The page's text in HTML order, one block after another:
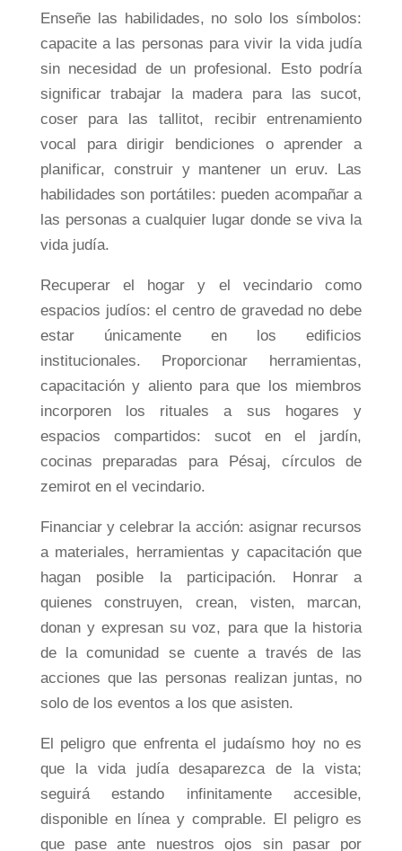
Enseñe las habilidades, no solo los símbolos:
capacite a las personas para vivir la vida judía
sin necesidad de un profesional. Esto podría
significar trabajar la madera para las sucot,
coser para las tallitot, recibir entrenamiento
vocal para dirigir bendiciones o aprender a
planificar, construir y mantener un eruv. Las
habilidades son portátiles: pueden acompañar a
las personas a cualquier lugar donde se viva la
vida judía.
Recuperar el hogar y el vecindario como
espacios judíos: el centro de gravedad no debe
estar únicamente en los edificios
institucionales. Proporcionar herramientas,
capacitación y aliento para que los miembros
incorporen los rituales a sus hogares y
espacios compartidos: sucot en el jardín,
cocinas preparadas para Pésaj, círculos de
zemirot en el vecindario.
Financiar y celebrar la acción: asignar recursos
a materiales, herramientas y capacitación que
hagan posible la participación. Honrar a
quienes construyen, crean, visten, marcan,
donan y expresan su voz, para que la historia
de la comunidad se cuente a través de las
acciones que las personas realizan juntas, no
solo de los eventos a los que asisten.
El peligro que enfrenta el judaísmo hoy no es
que la vida judía desaparezca de la vista;
seguirá estando infinitamente accesible,
disponible en línea y comprable. El peligro es
que pase ante nuestros ojos sin pasar por